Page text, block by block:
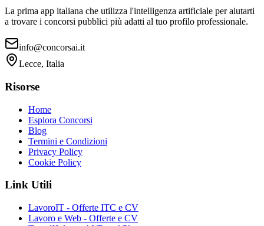
La prima app italiana che utilizza l'intelligenza artificiale per aiutarti
a trovare i concorsi pubblici più adatti al tuo profilo professionale.
info@concorsai.it
Lecce, Italia
Risorse
Home
Esplora Concorsi
Blog
Termini e Condizioni
Privacy Policy
Cookie Policy
Link Utili
LavoroIT - Offerte ITC e CV
Lavoro e Web - Offerte e CV